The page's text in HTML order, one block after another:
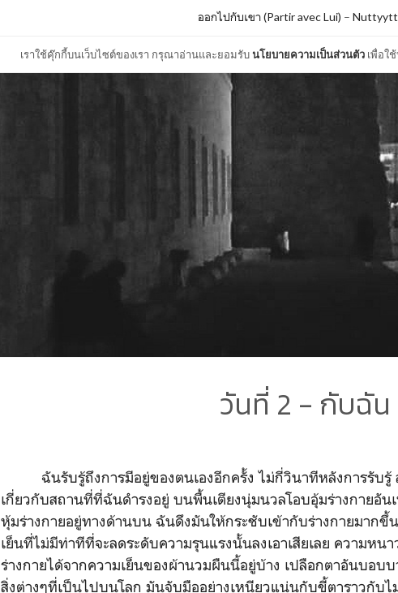
เราใช้คุ๊กกี้บนเว็บไซต์ของเรา กรุณาอ่านและยอมรับนโยบายความเป็นส่วนตัว เพื่อใ
ออกไปกับเขา (Partir avec Lui) –
วันที่ 2 - กับฉัน
ฉันรับรู้ถึงการมีอยู่ของตนเองอีกครั้ง ไม่กี่วินาทีหลังการรับรู้
เกี่ยวกับสถานที่ที่ฉันดำรงอยู่ บนพื้นเตียงนุ่มนวลโอบอุ้มร่างกายอั
หุ้มร่างกายอยู่ทางด้านบน ฉันดึงมันให้กระชับเข้ากับร่างกายมากขึ้
เย็นที่ไม่มีท่าทีที่จะลดระดับความรุนแรงนั้นลงเอาเสียเลย ความหน
ร่างกายได้จากความเย็นของผ้านวมผืนนี้อยู่บ้าง เปลือกตาอันบอบบ
สิ่งต่างๆที่เป็นไปบนโลก มันจับมืออย่างเหนียวแน่นกับขี้ตาราวกับ